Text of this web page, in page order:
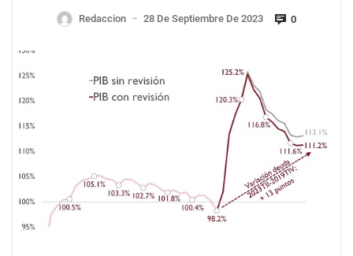
Redaccion — 28 De Septiembre De 2023 0